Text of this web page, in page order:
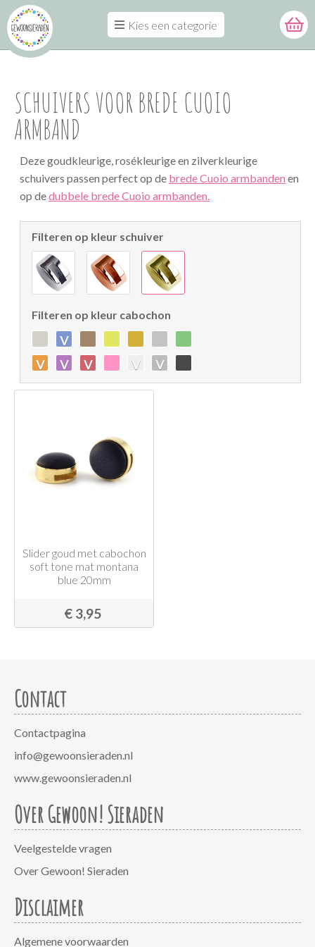
Kies een categorie
SCHUIVERS VOOR BREDE CUOIO
ARMBAND
Deze goudkleurige, rosékleurige en zilverkleurige
schuivers passen perfect op de brede Cuoio armbanden en
op dedubbele brede Cuoio armbanden.
Filteren op kleur schuiver
Filteren op kleur cabochon
v
v
v v v v
Slider goud met cabochon
soft tone mat montana
blue 20mm
€ 3,95
Contact
Contactpagina
info@gewoonsieraden.nl
www.gewoonsieraden.nl
Over Gewoon! Sieraden
Veelgestelde vragen
Over Gewoon! Sieraden
Disclaimer
Algemene voorwaarden